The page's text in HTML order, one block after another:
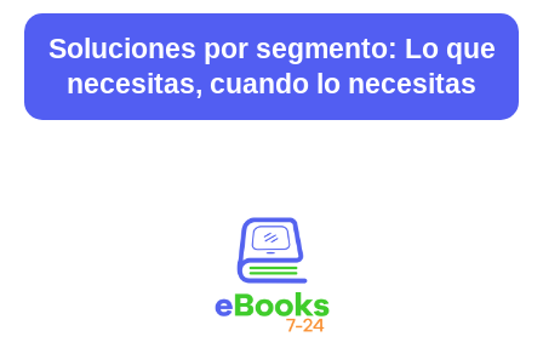
Soluciones por segmento: Lo que
necesitas, cuando lo necesitas